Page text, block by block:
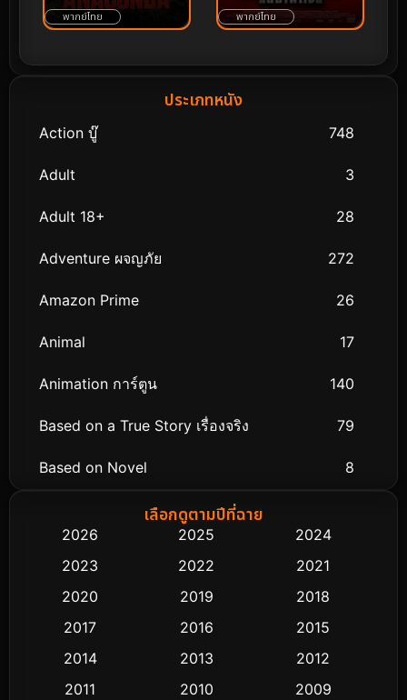
พากย์ไทย พากย์ไทย
ประเภทหนัง
Action บู๊ 748
Adult 3
Adult 18+ 28
Adventure ผจญภัย 272
Amazon Prime 26
Animal 17
Animation การ์ตูน 140
Based on a True Story เรื่องจริง 79
Based on Novel 8
Biography ชีวิตจริง
Classic หนังคลาสสิก
Comedy ตลก 435
เลือกดูตามปีที่ฉาย
2026 2025
2024
2023
2022
2021
2020
2019
2018
2017
2016
2015
2014
2013
2012
2011
2010
2009